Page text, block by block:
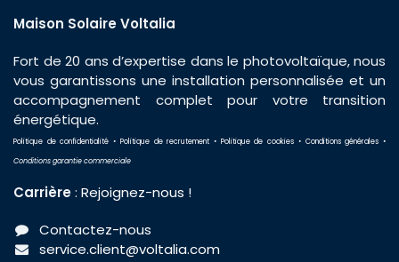
Maison Solaire Voltalia
Fort de 20 ans d’expertise dans le photovoltaïque, nous
vous garantissons une installation personnalisée et un
accompagnement complet pour votre transition
énergétique.
Politique de confidentialité • Politique de recrutement • Politique de cookies • Conditions générales •
Conditions garantie commerciale
Carrière: Rejoignez-nous !
Contactez-nous
service.client@voltalia.com